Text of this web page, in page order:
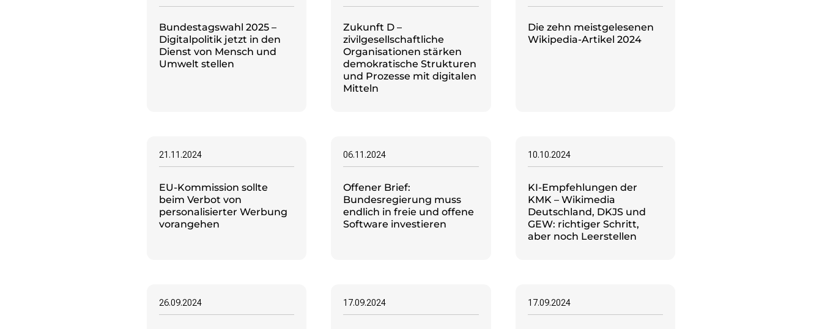
Bundestagswahl 2025 –
Digitalpolitik jetzt in den
Dienst von Mensch und
Umwelt stellen
Zukunft D –
zivilgesellschaftliche
Organisationen stärken
demokratische Strukturen
und Prozesse mit digitalen
Mitteln
Die zehn meistgelesenen
Wikipedia-Artikel 2024
21.11.2024
EU-Kommission sollte
beim Verbot von
personalisierter Werbung
vorangehen
06.11.2024
Offener Brief:
Bundesregierung muss
endlich in freie und offene
Software investieren
10.10.2024
KI-Empfehlungen der
KMK – Wikimedia
Deutschland, DKJS und
GEW: richtiger Schritt,
aber noch Leerstellen
26.09.2024 17.09.2024 17.09.2024